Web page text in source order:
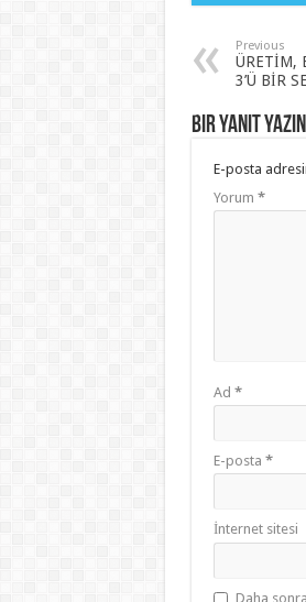
Previous
ÜRETİM,
3’Ü BİR
Bir yanıt yazın
E-posta
Yorum *
Ad *
E-posta *
İnternet sitesi
Daha